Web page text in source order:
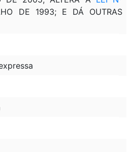
DE 1993; E DÁ OUTRAS